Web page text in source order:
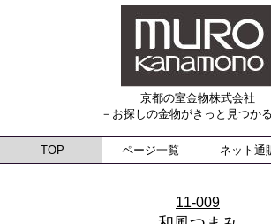
京都の室金物株式会社
－お探しの金物がきっと見つか
TOP ページ一覧 ネット通
11-009